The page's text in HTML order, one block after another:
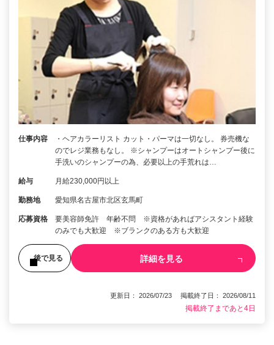
仕事内容
・ヘアカラーリスト カット・パーマは一切なし。 券売機な
のでレジ業務もなし。 ※シャンプーはオートシャンプー後に
手洗いのシャンプーの為、必要以上の手荒れは…
給与 月給230,000円以上
勤務地 愛知県名古屋市北区玄馬町
応募資格
要美容師免許 年齢不問 ※資格があればアシスタント経験
のみでも大歓迎 ※ブランクのある方も大歓迎
後で見る 詳細を見る
更新日： 2026/07/23 掲載終了日： 2026/08/11
掲載終了まであと4日